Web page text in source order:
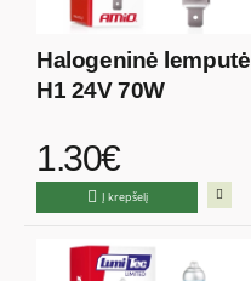
Halogeninė lemputė
H1 24V 70W
1.30€
Į krepšelį